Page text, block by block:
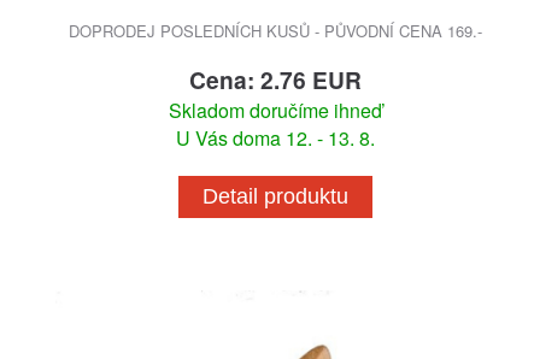
DOPRODEJ POSLEDNÍCH KUSŮ - PŮVODNÍ CENA 169.-
Cena: 2.76 EUR
Skladom doručíme ihneď
U Vás doma 12. - 13. 8.
Detail produktu